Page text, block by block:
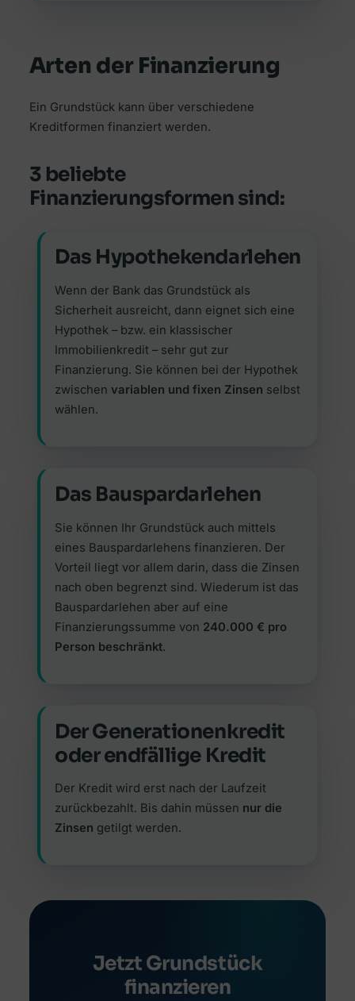
Arten der Finanzierung
Ein Grundstück kann über verschiedene
Kreditformen finanziert werden.
3 beliebte
Finanzierungsformen sind:
Das Hypothekendarlehen
Wenn der Bank das Grundstück als
Sicherheit ausreicht, dann eignet sich eine
Hypothek – bzw. ein klassischer
Immobilienkredit – sehr gut zur
Finanzierung. Sie können bei der Hypothek
zwischenvariablen und fixen Zinsen selbst
wählen.
Das Bauspardarlehen
Sie können Ihr Grundstück auch mittels
eines Bauspardarlehens finanzieren. Der
Vorteil liegt vor allem darin, dass die Zinsen
nach oben begrenzt sind. Wiederum ist das
Bauspardarlehen aber auf eine
Finanzierungssumme von 240.000 € pro
Person beschränkt.
Der Generationenkredit
oder endfällige Kredit
Der Kredit wird erst nach der Laufzeit
zurückbezahlt. Bis dahin müssen nur die
Zinsen getilgt werden.
Jetzt Grundstück
finanzieren